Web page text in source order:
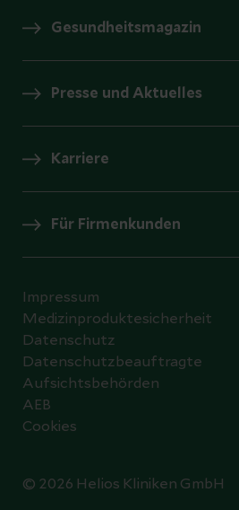
Gesundheitsmagazin
Presse und Aktuelles
Karriere
Für Firmenkunden
© 2026 Helios Kliniken GmbH
Impressum
Medizinproduktesicherheit
Datenschutz
Datenschutzbeauftragte
Aufsichtsbehörden
AEB
Cookies